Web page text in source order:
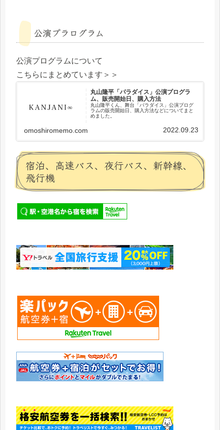
公演プラログラム
公演プログラムについて
こちらにまとめています＞＞
丸山隆平「パラダイス」公演プログラ
ム、販売開始日、購入方法
丸山隆平くん、舞台「パラダイス」公演プログ
ラムの販売開始日、購入方法などについてまと
めました。
omoshiromemo.com 2022.09.23
宿泊、高速バス、夜行バス、新幹線、
飛行機